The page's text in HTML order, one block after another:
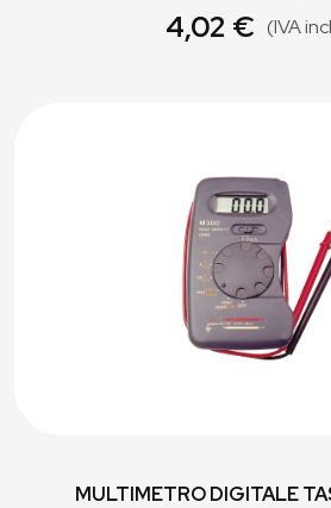
4,02 € (IVA
MULTIMETRO DIGITALE